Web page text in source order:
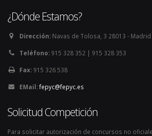
¿Dónde Estamos?
Dirección: Navas de Tolosa, 3 28013 - Madrid
Teléfono: 915 328 352 | 915 328 353
Fax: 915 326 538
EMail:fepyc@fepyc.es
Solicitud Competición
Para solicitar autorización de concursos no